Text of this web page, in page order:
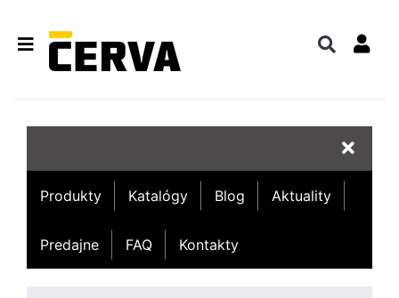
Produkty Katalógy Blog Aktuality
Predajne FAQ Kontakty